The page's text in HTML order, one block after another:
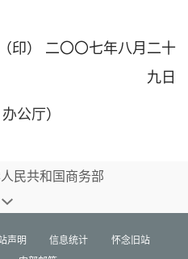
印） 二〇〇七年八月二十
九日
公厅）
民共和国商务部
声明 信息统计
怀念旧站